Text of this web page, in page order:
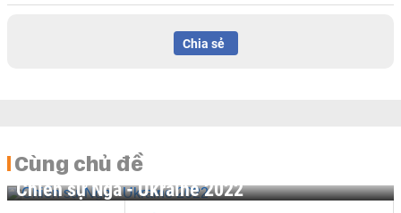
Chia sẻ
Cùng chủ đề
Chiến sự Nga - Ukraine 2022